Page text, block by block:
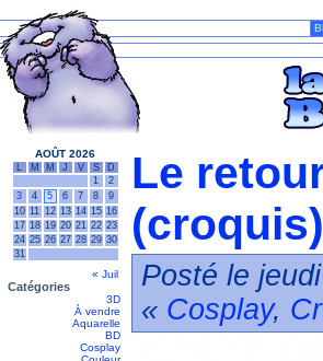
AOÛT 2026
L M M J V S
D
1
2
3
4 5 6 7 8
9
10 11 12 13 14 15 16
17 18 19 20 21 22 23
24 25 26 27 28 29 30
31
« Juil
Catégories
3D
À vendre
Aquarelle
BD
Cosplay
Le
(croquis)
Posté le
« Cosplay,